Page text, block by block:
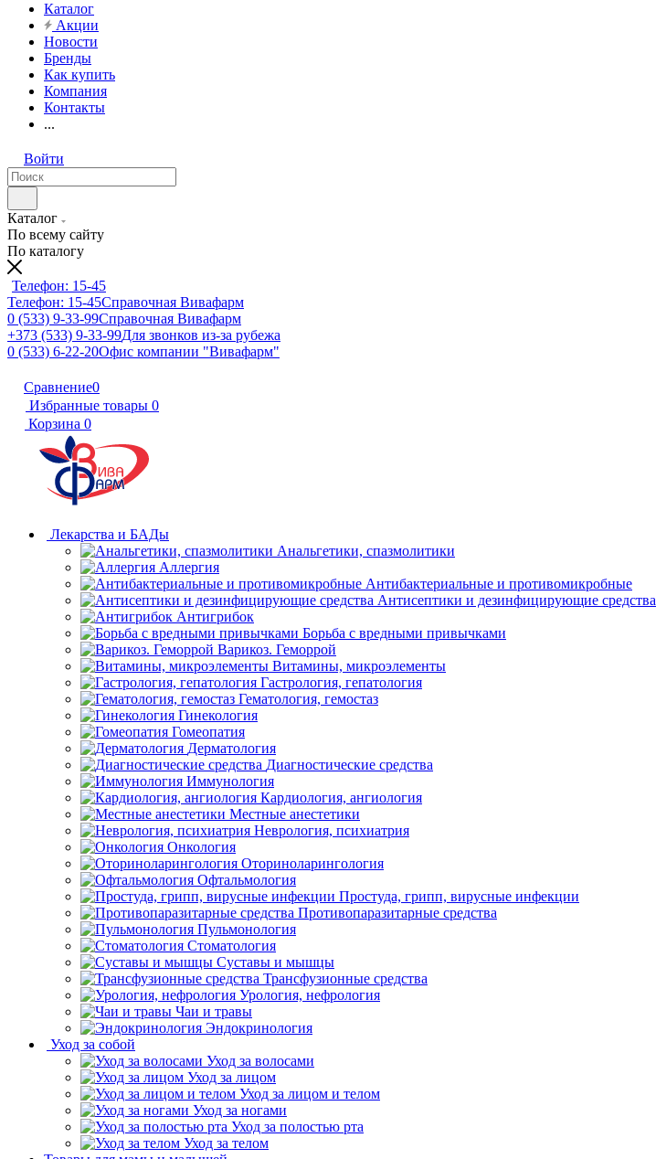
Каталог
Акции
Новости
Бренды
Как купить
Компания
Контакты
...
Войти
Каталог
По всему сайту
По каталогу
Телефон: 15-45
Телефон: 15-45Справочная Вивафарм
0 (533) 9-33-99Справочная Вивафарм
+373 (533) 9-33-99Для звонков из-за рубежа
0 (533) 6-22-20Офис компании "Вивафарм"
Сравнение0
Избранные товары 0
Корзина 0
Лекарства и БАДы
Анальгетики, спазмолитики
Аллергия
Антибактериальные и противомикробные
Антисептики и дезинфицирующие средства
Антигрибок
Борьба с вредными привычками
Варикоз. Геморрой
Витамины, микроэлементы
Гастрология, гепатология
Гематология, гемостаз
Гинекология
Гомеопатия
Дерматология
Диагностические средства
Иммунология
Кардиология, ангиология
Местные анестетики
Неврология, психиатрия
Онкология
Оториноларингология
Офтальмология
Простуда, грипп, вирусные инфекции
Противопаразитарные средства
Пульмонология
Стоматология
Суставы и мышцы
Трансфузионные средства
Урология, нефрология
Чаи и травы
Эндокринология
Уход за собой
Уход за волосами
Уход за лицом
Уход за лицом и телом
Уход за ногами
Уход за полостью рта
Уход за телом